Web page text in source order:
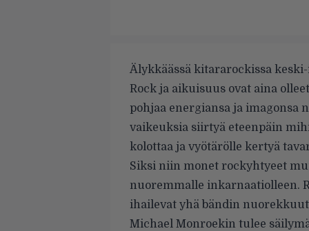
Älykkäässä kitararockissa
Rock ja aikuisuus ovat aina
pohjaa energiansa ja imagonsa
vaikeuksia siirtyä eteenpäin
kolottaa ja vyötärölle kertyä
Siksi niin monet rockyhtyeet
nuoremmalle inkarnaatiolleen.
ihailevat yhä bändin
Michael Monroekin tulee